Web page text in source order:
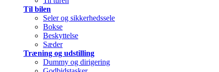
Til bilen
Seler og sikkerhedssele
Bokse
Beskyttelse
Sæder
Træning og udstilling
Dummy og dirigering